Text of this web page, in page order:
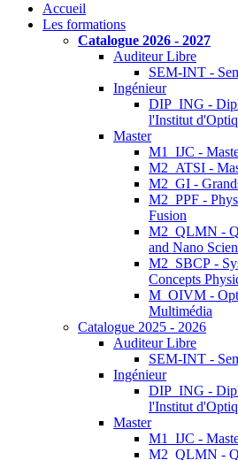
Accueil
Les formations
Catalogue 2026 - 2027
Auditeur Libre
SEM-INT -
Ingénieur
DIP_ING -
l'Institut
Master
M1_IJC -
M2_ATSI -
M2_GI -
M2_PPF -
Fusion
M2_QLMN -
and Nano
M2_SBCP -
Concepts
M_OIVM -
Multimédia
Catalogue 2025 - 2026
Auditeur Libre
SEM-INT -
Ingénieur
DIP_ING -
l'Institut
Master
M1_IJC -
M2_QLMN -